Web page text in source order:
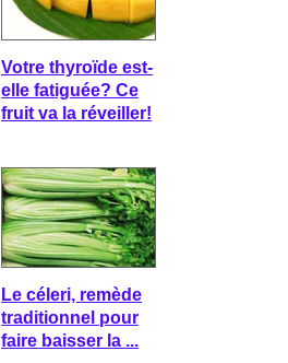
Votre thyroïde est-
elle fatiguée? Ce
fruit va la réveiller!
Le céleri, remède
traditionnel pour
faire baisser la ...